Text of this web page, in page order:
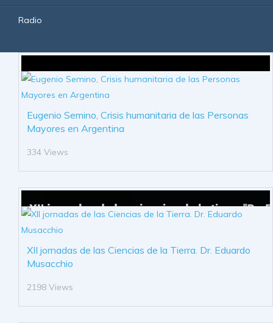
Radio
Eugenio Semino, Crisis humanitaria de las Personas
Mayores en Argentina
334 Views
XII jornadas de las Ciencias de la Tierra. Dr. Eduardo
Musacchio
2198 Views